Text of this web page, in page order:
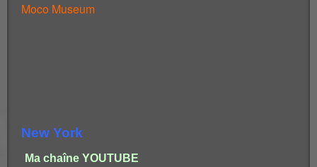
Moco Museum
New York
Ma chaîne YOUTUBE